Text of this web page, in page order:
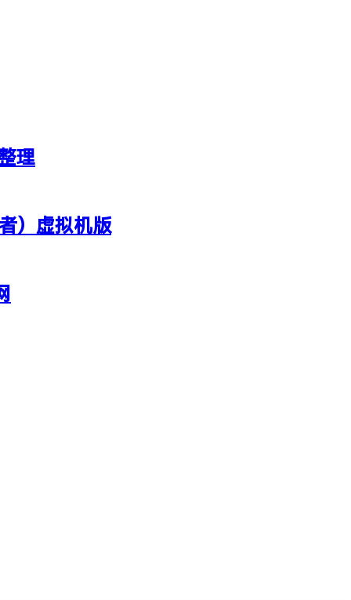
理
）虚拟机版